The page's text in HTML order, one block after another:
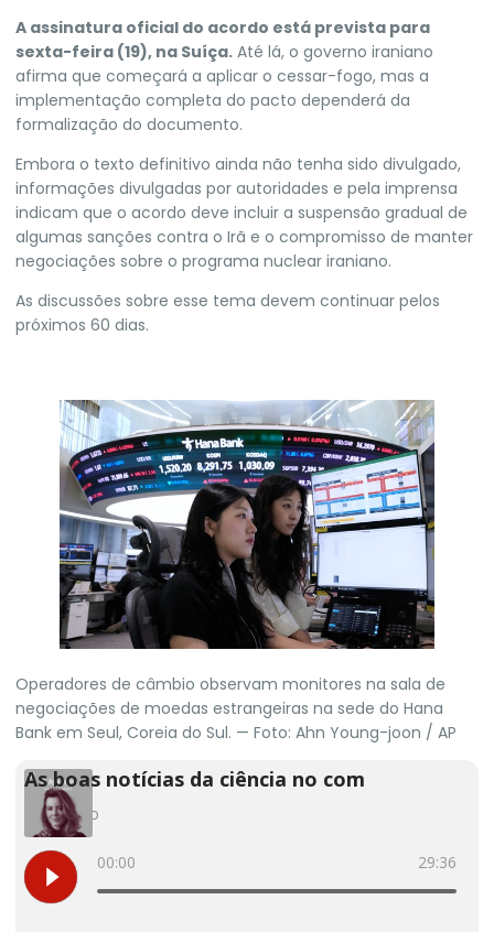
A assinatura oficial do acordo está prevista para
sexta-feira (19), na Suíça. Até lá, o governo iraniano
afirma que começará a aplicar o cessar-fogo, mas a
implementação completa do pacto dependerá da
formalização do documento.
Embora o texto definitivo ainda não tenha sido divulgado,
informações divulgadas por autoridades e pela imprensa
indicam que o acordo deve incluir a suspensão gradual de
algumas sanções contra o Irã e o compromisso de manter
negociações sobre o programa nuclear iraniano.
As discussões sobre esse tema devem continuar pelos
próximos 60 dias.
Operadores de câmbio observam monitores na sala de
negociações de moedas estrangeiras na sede do Hana
Bank em Seul, Coreia do Sul. — Foto: Ahn Young-joon / AP